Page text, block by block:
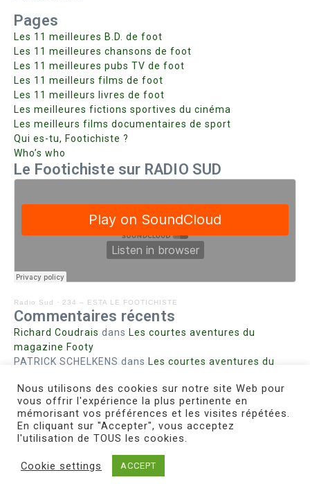
Pages
Les 11 meilleures B.D. de foot
Les 11 meilleures chansons de foot
Les 11 meilleures pubs TV de foot
Les 11 meilleurs films de foot
Les 11 meilleurs livres de foot
Les meilleures fictions sportives du cinéma
Les meilleurs films documentaires de sport
Qui es-tu, Footichiste ?
Who’s who
Le Footichiste sur RADIO SUD
Radio Sud · 234 – ESTA LE FOOTICHISTE
Commentaires récents
Richard Coudrais dans Les courtes aventures du
magazine Footy
PATRICK SCHELKENS dans Les courtes aventures du
Bohn fabiennedans Intrigues sanglantes à Mulhouse
Steph. RUTA dansLust for Nice
MIRMANDdansPieds agiles et champignons
Copyright © 2026 Le Footichiste | Réalisé par
Nous utilisons des cookies sur notre site Web pour
vous offrir l'expérience la plus pertinente en
mémorisant vos préférences et les visites répétées.
En cliquant sur "Accepter", vous acceptez
l'utilisation de TOUS les cookies.
Cookie settings ACCEPT